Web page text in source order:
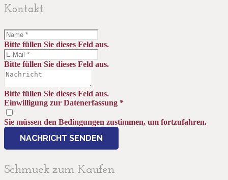
Kontakt
Bitte füllen Sie dieses Feld aus.
Bitte füllen Sie dieses Feld aus.
Bitte füllen Sie dieses Feld aus.
Einwilligung zur Datenerfassung *
Sie müssen den Bedingungen zustimmen, um fortzufahren.
NACHRICHT SENDEN
Schmuck zum Kaufen